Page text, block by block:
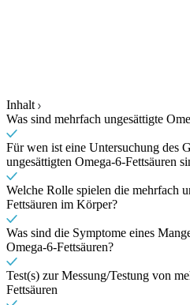
Inhalt
Was sind mehrfach ungesättigte
Für wen ist eine Untersuchung des
ungesättigten Omega-6-Fettsäuren
Welche Rolle spielen die mehrfach
Fettsäuren im Körper?
Was sind die Symptome eines
Omega-6-Fettsäuren?
Test(s) zur Messung/Testung von
Fettsäuren